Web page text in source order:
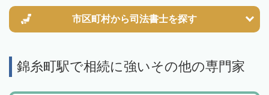
市区町村から司法書士を探す
錦糸町駅で相続に強いその他の専門家